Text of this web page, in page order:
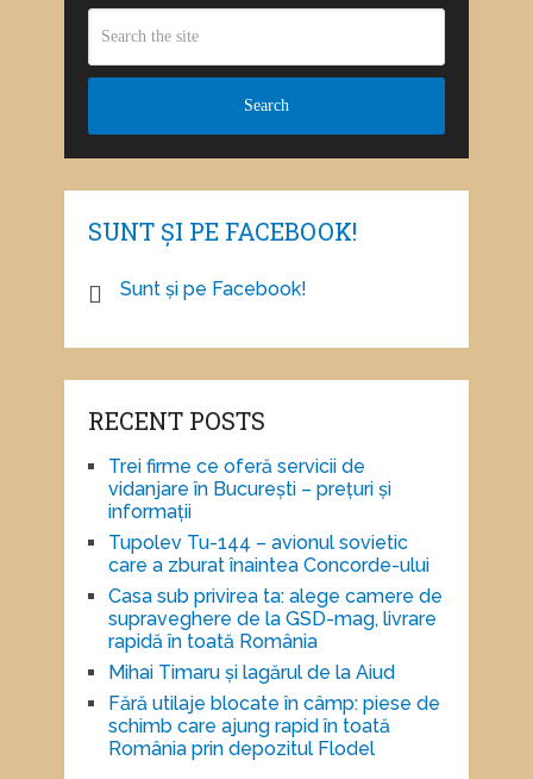
SUNT ȘI PE FACEBOOK!
Sunt și pe Facebook!
RECENT POSTS
Trei firme ce oferă servicii de
vidanjare în București – prețuri și
informații
Tupolev Tu-144 – avionul sovietic
care a zburat înaintea Concorde-ului
Casa sub privirea ta: alege camere de
supraveghere de la GSD-mag, livrare
rapidă în toată România
Mihai Timaru și lagărul de la Aiud
Fără utilaje blocate în câmp: piese de
schimb care ajung rapid în toată
România prin depozitul Flodel